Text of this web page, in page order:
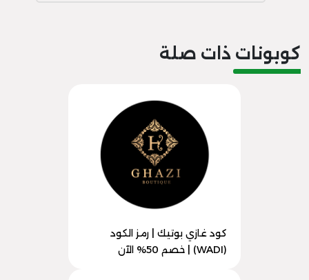
كوبونات ذات صلة
كود غازي بوتيك | رمز الكود
(WADI) | خصم 50% الآن